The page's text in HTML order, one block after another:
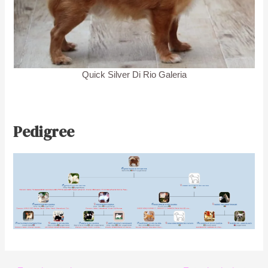
Quick Silver Di Rio Galeria
Pedigree